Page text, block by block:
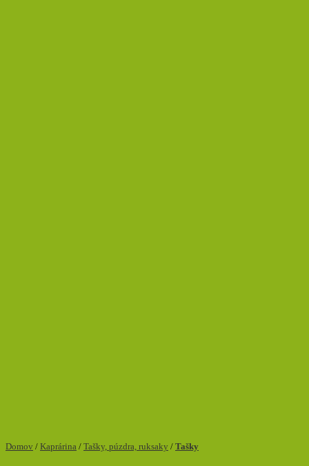
Domov / Kaprárina / Tašky, púzdra, ruksaky / Tašky